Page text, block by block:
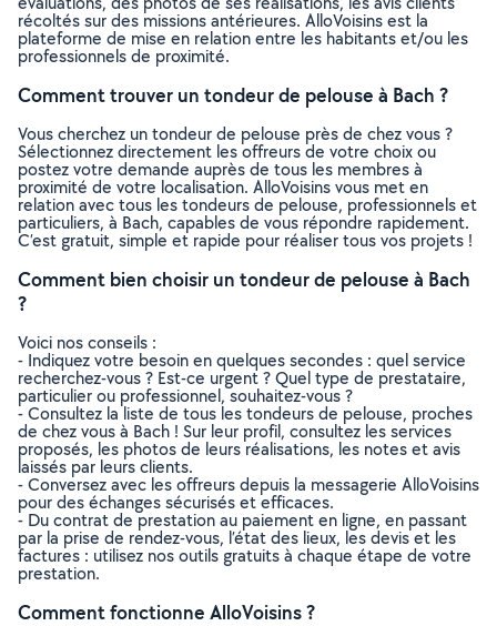
récoltés sur des missions antérieures. AlloVoisins est la
plateforme de mise en relation entre les habitants et/ou les
professionnels de proximité.
Comment trouver un tondeur de pelouse à Bach ?
Vous cherchez un tondeur de pelouse près de chez vous ?
Sélectionnez directement les offreurs de votre choix ou
postez votre demande auprès de tous les membres à
proximité de votre localisation. AlloVoisins vous met en
relation avec tous les tondeurs de pelouse, professionnels et
particuliers, à Bach, capables de vous répondre rapidement.
C’est gratuit, simple et rapide pour réaliser tous vos projets !
Comment bien choisir un tondeur de pelouse à Bach
?
Voici nos conseils :
- Indiquez votre besoin en quelques secondes : quel service
recherchez-vous ? Est-ce urgent ? Quel type de prestataire,
particulier ou professionnel, souhaitez-vous ?
- Consultez la liste de tous les tondeurs de pelouse, proches
de chez vous à Bach ! Sur leur profil, consultez les services
proposés, les photos de leurs réalisations, les notes et avis
laissés par leurs clients.
- Conversez avec les offreurs depuis la messagerie AlloVoisins
pour des échanges sécurisés et efficaces.
- Du contrat de prestation au paiement en ligne, en passant
par la prise de rendez-vous, l’état des lieux, les devis et les
factures : utilisez nos outils gratuits à chaque étape de votre
prestation.
Comment fonctionne AlloVoisins ?